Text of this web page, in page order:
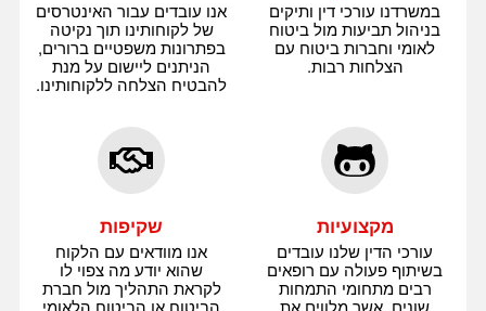
במשרדנו עורכי דין ותיקים
בניהול תביעות מול ביטוח
לאומי וחברות ביטוח עם
הצלחות רבות.
אנו עובדים עבור האינטרסים
של לקוחותינו תוך נקיטה
בפתרונות משפטיים ברורים,
הניתנים ליישום על מנת
להבטיח הצלחה ללקוחותינו.
מקצועיות
עורכי הדין שלנו עובדים
בשיתוף פעולה עם רופאים
רבים מתחומי התמחות
שונים, אשר מלווים את
שקיפות
אנו מוודאים עם הלקוח
שהוא יודע מה צפוי לו
לקראת התהליך מול חברת
הביטוח או הביטוח הלאומי